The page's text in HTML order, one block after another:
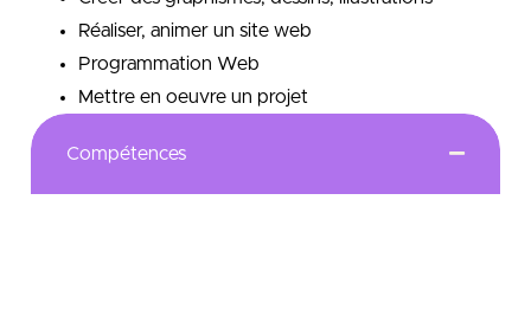
Réaliser, animer un site web
Programmation Web
Mettre en oeuvre un projet
Compétences